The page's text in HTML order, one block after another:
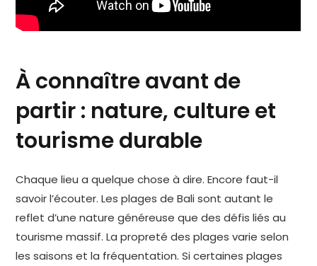
À connaître avant de
partir : nature, culture et
tourisme durable
Chaque lieu a quelque chose à dire. Encore faut-il
savoir l’écouter. Les plages de Bali sont autant le
reflet d’une nature généreuse que des défis liés au
tourisme massif. La propreté des plages varie selon
les saisons et la fréquentation. Si certaines plages